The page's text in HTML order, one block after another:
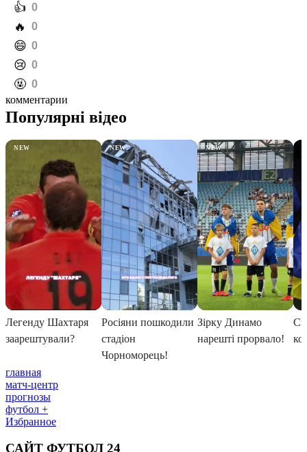
️👍 0
️🔥 0
️😄 0
️😢 0
️🤬 0
комментарии
главная
матч-центр
прогнозы
футбол +
Избранное
САЙТ ФУТБОЛ 24